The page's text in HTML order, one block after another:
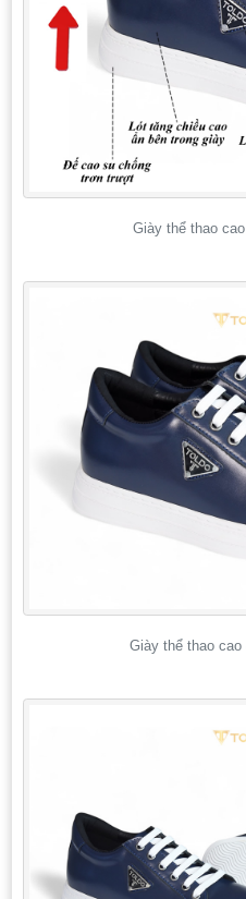
Giày thể thao
Giày thể thao